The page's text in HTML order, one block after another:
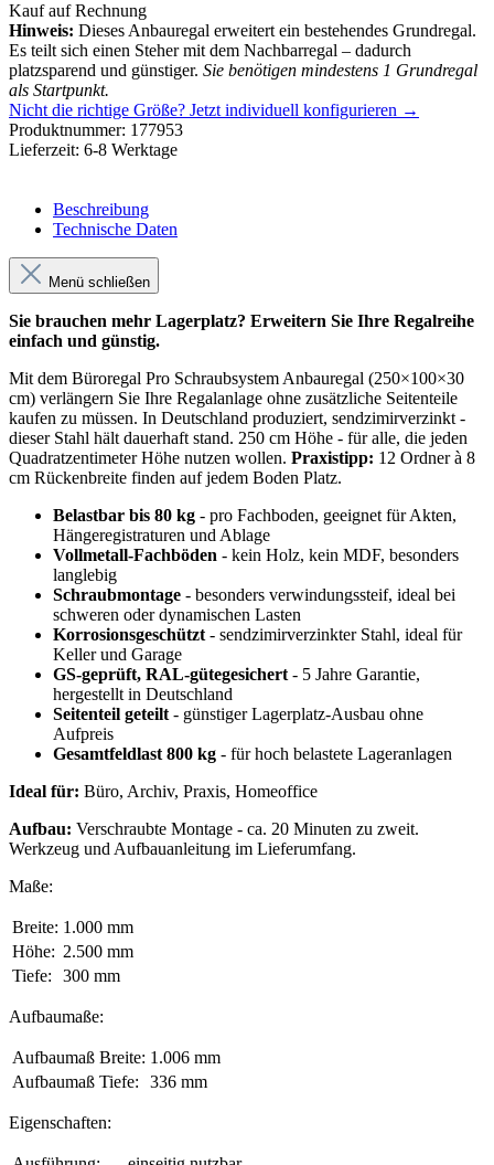
Kauf auf Rechnung
Hinweis: Dieses Anbauregal erweitert ein bestehendes Grundregal.
Es teilt sich einen Steher mit dem Nachbarregal – dadurch
platzsparend und günstiger. Sie benötigen mindestens 1 Grundregal
als Startpunkt.
Nicht die richtige Größe? Jetzt individuell konfigurieren →
Produktnummer: 177953
Lieferzeit: 6-8 Werktage
Beschreibung
Technische Daten
Menü schließen
Sie brauchen mehr Lagerplatz? Erweitern Sie Ihre Regalreihe
einfach und günstig.
Mit dem Büroregal Pro Schraubsystem Anbauregal (250×100×30
cm) verlängern Sie Ihre Regalanlage ohne zusätzliche Seitenteile
kaufen zu müssen. In Deutschland produziert, sendzimirverzinkt -
dieser Stahl hält dauerhaft stand. 250 cm Höhe - für alle, die jeden
Quadratzentimeter Höhe nutzen wollen. Praxistipp: 12 Ordner à 8
cm Rückenbreite finden auf jedem Boden Platz.
Belastbar bis 80 kg - pro Fachboden, geeignet für Akten,
Hängeregistraturen und Ablage
Vollmetall-Fachböden - kein Holz, kein MDF, besonders
langlebig
Schraubmontage - besonders verwindungssteif, ideal bei
schweren oder dynamischen Lasten
Korrosionsgeschützt- sendzimirverzinkter Stahl, ideal für
Keller und Garage
GS-geprüft, RAL-gütegesichert- 5 Jahre Garantie,
hergestellt in Deutschland
Seitenteil geteilt- günstiger Lagerplatz-Ausbau ohne
Aufpreis
Gesamtfeldlast 800 kg - für hoch belastete Lageranlagen
Ideal für: Büro, Archiv, Praxis, Homeoffice
Aufbau: Verschraubte Montage - ca. 20 Minuten zu zweit.
Werkzeug und Aufbauanleitung im Lieferumfang.
Maße:
Breite: 1.000 mm
Höhe: 2.500 mm
Tiefe:
300 mm
Aufbaumaße:
Aufbaumaß Breite: 1.006 mm
Aufbaumaß Tiefe:
336 mm
Eigenschaften: